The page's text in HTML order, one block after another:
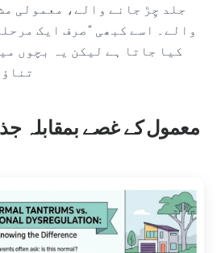
جلد چِڑ جانے والے، معمولی
والے۔ اسے کبھی “صرف ایک
کیا جاتا ہے لیکن یہ بچوں
معمول کے غصے بمقابلہ